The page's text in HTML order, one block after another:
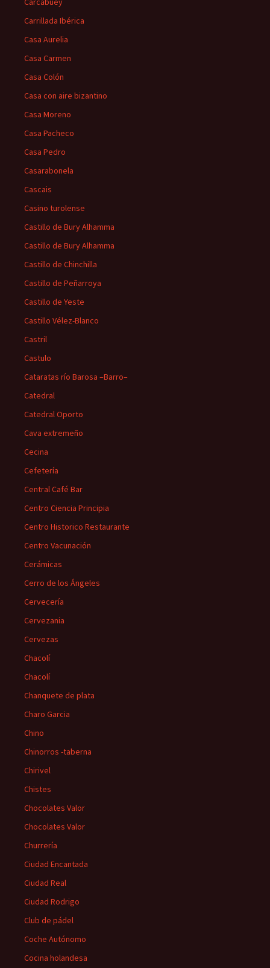
Carrillada Ibérica
Casa Aurelia
Casa Carmen
Casa Colón
Casa con aire bizantino
Casa Moreno
Casa Pacheco
Casa Pedro
Casarabonela
Cascais
Casino turolense
Castillo de Bury Alhamma
Castillo de Bury Alhamma
Castillo de Chinchilla
Castillo de Peñarroya
Castillo de Yeste
Castillo Vélez-Blanco
Castril
Castulo
Cataratas río Barosa –Barro–
Catedral
Catedral Oporto
Cava extremeño
Cecina
Cefetería
Central Café Bar
Centro Ciencia Principia
Centro Historico Restaurante
Centro Vacunación
Cerámicas
Cerro de los Ángeles
Cervecería
Cervezania
Cervezas
Chacolí
Chacolí
Chanquete de plata
Charo Garcia
Chino
Chinorros -taberna
Chirivel
Chistes
Chocolates Valor
Chocolates Valor
Churrería
Ciudad Encantada
Ciudad Real
Ciudad Rodrigo
Club de pádel
Coche Autónomo
Cocina holandesa